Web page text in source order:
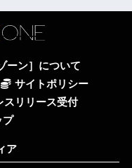
ーン］について
サイトポリシー
スリリース受付
プ
ア